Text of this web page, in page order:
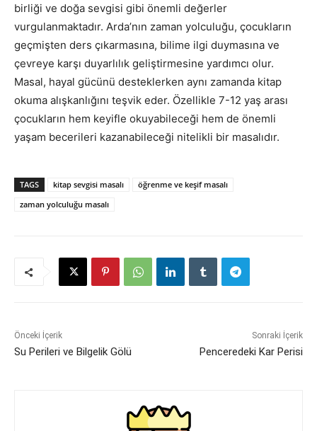
birliği ve doğa sevgisi gibi önemli değerler
vurgulanmaktadır. Arda’nın zaman yolculuğu, çocukların
geçmişten ders çıkarmasına, bilime ilgi duymasına ve
çevreye karşı duyarlılık geliştirmesine yardımcı olur.
Masal, hayal gücünü desteklerken aynı zamanda kitap
okuma alışkanlığını teşvik eder. Özellikle 7-12 yaş arası
çocukların hem keyifle okuyabileceği hem de önemli
yaşam becerileri kazanabileceği nitelikli bir masalıdır.
TAGS kitap sevgisi masalı
öğrenme ve keşif masalı
zaman yolculuğu masalı
Önceki İçerik
Su Perileri ve Bilgelik Gölü
Sonraki İçerik
Penceredeki Kar Perisi